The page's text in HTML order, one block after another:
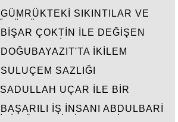
GÜMRÜKTEKİ SIKINTILAR VE
BİŞAR ÇOKTİN İLE DEĞİŞEN
DOĞUBAYAZIT'TA İKİLEM
SULUÇEM SAZLIĞI
SADULLAH UÇAR İLE BİR
BAŞARILI İŞ İNSANI ABDULBARİ